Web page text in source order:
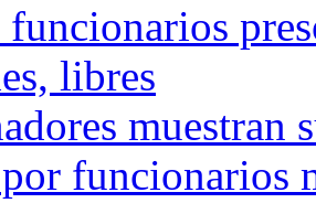
libres
muestran
funcionarios